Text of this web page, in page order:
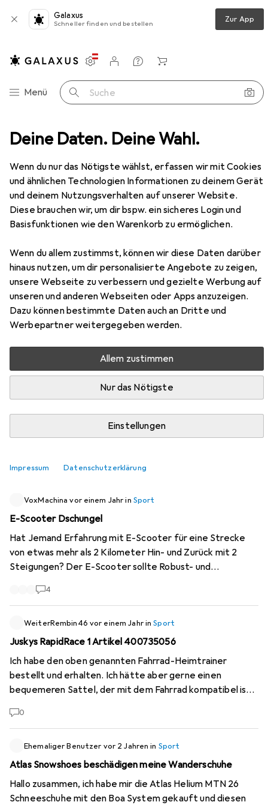
Deine Daten. Deine Wahl.
Wenn du nur das Nötigste wählst, erfassen wir mit Cookies
und ähnlichen Technologien Informationen zu deinem Gerät
und deinem Nutzungsverhalten auf unserer Website.
Diese brauchen wir, um dir bspw. ein sicheres Login und
Basisfunktionen wie den Warenkorb zu ermöglichen.
Wenn du allem zustimmst, können wir diese Daten darüber
hinaus nutzen, um dir personalisierte Angebote zu zeigen,
unsere Webseite zu verbessern und gezielte Werbung auf
unseren und anderen Webseiten oder Apps anzuzeigen.
Dazu können bestimmte Daten auch an Dritte und
Werbepartner weitergegeben werden.
Allem zustimmen
Nur das Nötigste
Einstellungen
Impressum Datenschutzerklärung
Galaxus
Schneller finden und bestellen Zur App
Navigation nach Kategorien
Menü Suche
Einstellungen
Kundenkonto
Vergleichslisten
Merklisten
Warenkorb
Gesamtsortiment Sport
Sport
EntdeckenForum
36 Diskussionen in Sport
Diskussion starten
Kürzlich aktiv
LerchJoergvor 5 MonateninSport
Kanu-Ergometer KAYAK-FIRST (HU)
Hallo, gibt es hier noch Leute, die ein Kayak-ergometer
(Also kein Ruderergometer) wollen oder bereits besitzen
0
VoxMachina vor einem Jahrin Sport
E-Scooter Dschungel
Hat Jemand Erfahrung mit E-Scooter für eine Strecke
von etwas mehr als 2 Kilometer Hin- und Zurück mit 2
Steigungen? Der E-Scooter sollte Robust- und
schwanke ich zwischen folgenden Marken: Vmax, Segway-
4
WeiterRembin46 vor einem JahrinSport
Juskys RapidRace 1 Artikel 400735056
Ich habe den oben genannten Fahrrad-Heimtrainer
bestellt und erhalten. Ich hätte aber gerne einen
bequemeren Sattel, der mit dem Fahrrad kompatibel ist.
beste Grüße Pierre M.
0
Ehemaliger Benutzer vor 2 Jahren in Sport
Atlas Snowshoes beschädigen meine Wanderschuhe
Hallo zusammen, ich habe mir die Atlas Helium MTN 26
Schneeschuhe mit den Boa System gekauft und diesen